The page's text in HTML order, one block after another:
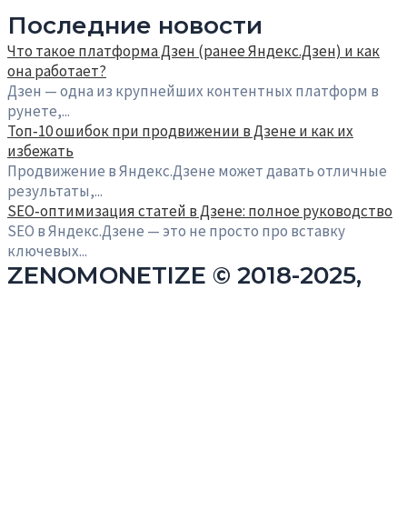
Последние новости
Что такое платформа Дзен (ранее Яндекс.Дзен) и как
она работает?
Дзен — одна из крупнейших контентных платформ в
рунете,...
Топ‑10 ошибок при продвижении в Дзене и как их
избежать
Продвижение в Яндекс.Дзене может давать отличные
результаты,...
SEO‑оптимизация статей в Дзене: полное руководство
SEO в Яндекс.Дзене — это не просто про вставку
ключевых...
ZENOMONETIZE © 2018-2025,